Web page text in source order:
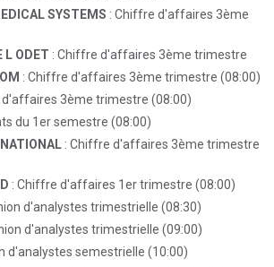
SYSTEMS : Chiffre d'affaires 3ème
L ODET : Chiffre d'affaires 3ème trimestre
: Chiffre d'affaires 3ème trimestre (08:00)
d'affaires 3ème trimestre (08:00)
du 1er semestre (08:00)
: Chiffre d'affaires 3ème trimestre
: Chiffre d'affaires 1er trimestre (08:00)
d'analystes trimestrielle (08:30)
d'analystes trimestrielle (09:00)
d'analystes semestrielle (10:00)